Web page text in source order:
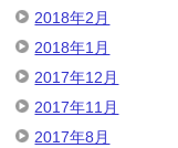
2018年2月
2018年1月
2017年12月
2017年11月
2017年8月